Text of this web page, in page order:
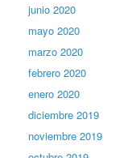
junio 2020
mayo 2020
marzo 2020
febrero 2020
enero 2020
diciembre 2019
noviembre 2019